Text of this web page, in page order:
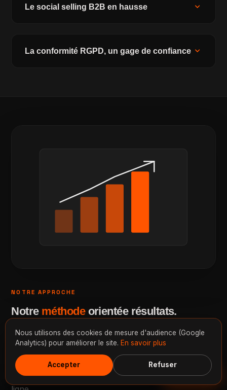
Le social selling B2B en hausse expand_more
La conformité RGPD, un gage de confiance expand_more
NOTRE APPROCHE
Notre méthodeorientée résultats.
Une méthode claire pour livrer un agent IA fiable et
Des délais réalistes pour mettre votre agent IA en
Nous utilisons des cookies de mesure d'audience (Google
Analytics) pour améliorer le site. En savoir plus
Accepter Refuser
Discuter